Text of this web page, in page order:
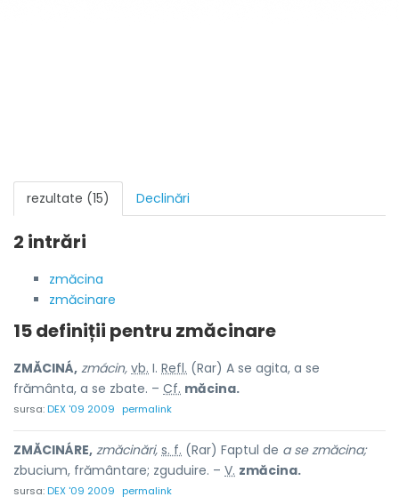
rezultate (15) Declinări
2 intrări
zmăcina
zmăcinare
15 definiții pentru zmăcinare
ZMĂCINÁ, zmácin, vb. I. Refl. (Rar) A se agita, a se
frământa, a se zbate. – Cf. măcina.
sursa:DEX '09 2009 permalink
ZMĂCINÁRE, zmăcinări, s. f. (Rar) Faptul de a se zmăcina;
zbucium, frământare; zguduire. – V. zmăcina.
sursa:DEX '09 2009 permalink